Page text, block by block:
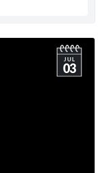
JUL
03